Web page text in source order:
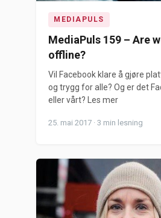
MEDIAPULS
MediaPuls 159 – Are
offline?
Vil Facebook klare å gjøre
og trygg for alle? Og er det
eller vårt? Les mer
25. mai 2017 · 3 min lesning